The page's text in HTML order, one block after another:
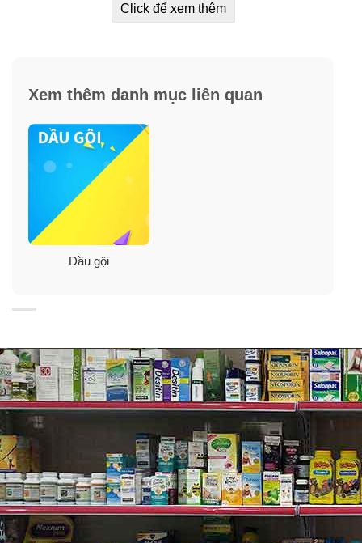
Cung cấp dinh dưỡng cho tóc chỉ trong 1 bước gội
dưỡng tóc với hỗn hợp các chất dinh dưỡng Pro-V và
Dầu gội 2 trong 1 Pantene Pro-V Sheer khôi phục
những sợi tóc bị gãy, chẻ ngọn, khô xơ, cháy vàng.
Với sự kết hợp nhiều dưỡng chất cho tóc dầu gội
Pantene Pro-V Sheer Volume Dream Care 2 in 1 mang
✓Giàu dưỡng chất nhưng dầu gội xả Pantene Sheer
nề, bết dính. Dùng Sheer Volume Pantene bạn sẽ phải
sở hữu một mái tóc bồng bềnh, nhẹ nhàng nhưng là
khoẻ đẹp và quyến rũ nhất.
Công thức Sheer Volume Pro-V giúp cho tóc ngày
càng dày và khoẻ hơn.
✓Dầu gội Pantene Pro V Sheer Volume Dream Care 2
in 1 Shampoo & Conditioner phù hợp với mọi loại tóc và
dùng được cho tóc nhuộm màu.
Click để xem thêm
Xem thêm danh mục liên quan
Dầu gội